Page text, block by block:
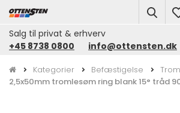
Salg til privat & erhverv
+45 8738 0800
info@ottensten.dk
Kategorier Befæstigelse
2,5x50mm tromlesøm ring blank 15° tråd